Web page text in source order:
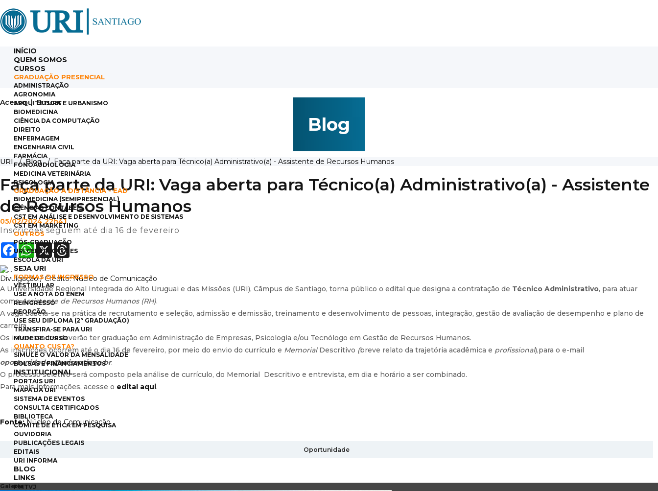
Acesso|Buscar
INÍCIO
QUEM SOMOS
CURSOS
GRADUAÇÃO PRESENCIAL
ADMINISTRAÇÃO
AGRONOMIA
ARQUITETURA E URBANISMO
BIOMEDICINA
CIÊNCIA DA COMPUTAÇÃO
DIREITO
ENFERMAGEM
ENGENHARIA CIVIL
FARMÁCIA
FONOAUDIOLOGIA
MEDICINA VETERINÁRIA
PSICOLOGIA
GRADUAÇÃO A DISTÂNCIA - EAD
BIOMEDICINA (SEMIPRESENCIAL)
CIÊNCIAS CONTÁBEIS
CST EM ANÁLISE E DESENVOLVIMENTO DE SISTEMAS
CST EM MARKETING
OUTROS
PÓS-GRADUAÇÃO
URI CERTIFICAÇÕES
ESCOLA DA URI
SEJA URI
FORMAS DE INGRESSO
VESTIBULAR
USE A NOTA DO ENEM
REINGRESSO
REOPÇÃO
USE SEU DIPLOMA (2ª GRADUAÇÃO)
TRANSFIRA-SE PARA URI
MUDE DE CURSO
QUANTO CUSTA?
SIMULE O VALOR DA MENSALIDADE
BOLSAS E FINANCIAMENTOS
INSTITUCIONAL
PORTAIS URI
MAPA DA URI
SISTEMA DE EVENTOS
CONSULTA CERTIFICADOS
BIBLIOTECA
COMITÊ DE ÉTICA EM PESQUISA
OUVIDORIA
PUBLICAÇÕES LEGAIS
EDITAIS
URI INFORMA
BLOG
LINKS
PMTVJ
Blog
URI /Blog/ Faça parte da URI: Vaga aberta para Técnico(a) Administrativo(a) - Assistente de Recursos Humanos
Faça parte da URI: Vaga aberta para Técnico(a) Administrativo(a) - Assistente
de Recursos Humanos
05/02/2024 22h41
Inscrições seguem até dia 16 de fevereiro
Facebook
WhatsApp
X Threads
Divulgação./ Crédito: Núcleo de Comunicação
A Universidade Regional Integrada do Alto Uruguai e das Missões (URI), Câmpus de Santiago, torna público o edital que designa a contratação de Técnico Administrativo, para atuar
comoAssistente de Recursos Humanos (RH).
A vaga baseia-se na prática de recrutamento e seleção, admissão e demissão, treinamento e desenvolvimento de pessoas, integração, gestão de avaliação de desempenho e plano de
carreira.
Os interessados deverão ter graduação em Administração de Empresas, Psicologia e/ou Tecnólogo em Gestão de Recursos Humanos.
As inscrições ocorrem até o dia 16 de fevereiro, por meio do envio do currículo e Memorial Descritivo (breve relato da trajetória acadêmica e profissional),para o e-mail
oportunidades@urisantiago.br.
O processo seletivo será composto pela análise de currículo, do Memorial Descritivo e entrevista, em dia e horário a ser combinado.
Para mais informações, acesse o edital aqui.
Fonte:Núcleo de Comunicação
Oportunidade
Galeria